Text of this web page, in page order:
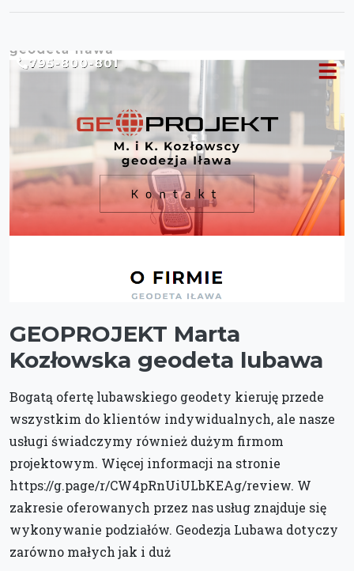
GEOPROJEKT Marta
Kozłowska geodeta lubawa
Bogatą ofertę lubawskiego geodety kieruję przede
wszystkim do klientów indywidualnych, ale nasze
usługi świadczymy również dużym firmom
projektowym. Więcej informacji na stronie
https://g.page/r/CW4pRnUiULbKEAg/review. W
zakresie oferowanych przez nas usług znajduje się
wykonywanie podziałów. Geodezja Lubawa dotyczy
zarówno małych jak i duż